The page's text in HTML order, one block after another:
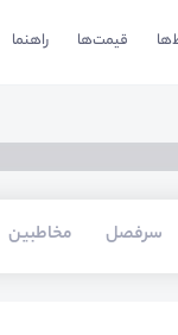
قیمت‌ها راهنما
سرفصل مخاطبین